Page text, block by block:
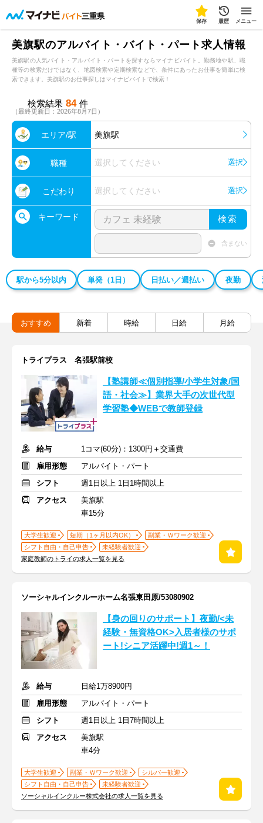
三重県
保存 履歴 メニュー
美旗駅のアルバイト・バイト・パート求人情報
美旗駅の人気バイト・アルバイト・パートを探すならマイナビバイト。勤務地や駅、職
種等の検索だけではなく、地図検索や定期検索などで、条件にあったお仕事を簡単に検
索できます。美旗駅のお仕事探しはマイナビバイトで検索！
検索結果 84 件
（最終更新日：2026年8月7日）
エリア/駅 美旗駅
職種 選択してください 選択
こだわり 選択してください 選択
キーワード 検索
含まない
駅から5分以内 単発（1日） 日払い／週払い 夜勤
おすすめ 新着 時給 日給 月給
トライプラス 名張駅前校
【塾講師≪個別指導/小学生対象/国
語・社会≫】業界大手の次世代型
学習塾◆WEBで教師登録
給与
1コマ(60分)：1300円＋交通費
雇用形態
アルバイト・パート
シフト
週1日以上 1日1時間以上
アクセス
美旗駅
車15分
大学生歓迎 短期（1ヶ月以内OK）
副業・Ｗワーク歓迎
シフト自由・自己申告
未経験者歓迎
家庭教師のトライの求人一覧を見る
ソーシャルインクルーホーム名張東田原/53080902
【身の回りのサポート】夜勤/<未
経験・無資格OK>入居者様のサポ
ート!シニア活躍中!週1～！
給与
日給1万8900円
雇用形態
アルバイト・パート
シフト
週1日以上 1日7時間以上
アクセス
美旗駅
車4分
大学生歓迎 副業・Ｗワーク歓迎
シルバー歓迎
シフト自由・自己申告
未経験者歓迎
ソーシャルインクルー株式会社の求人一覧を見る